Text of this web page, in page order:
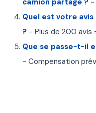
camion partagé ? -
Quel est votre
? - Plus de 200 avis
Que se passe-t-il
- Compensation